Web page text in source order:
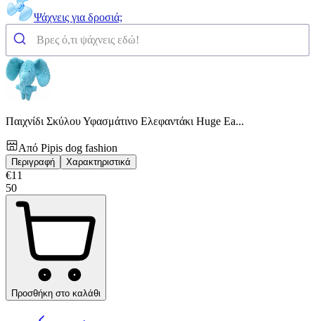
Ψάχνεις για δροσιά;
Παιχνίδι Σκύλου Υφασμάτινο Ελεφαντάκι Huge Ea...
Από Pipis dog fashion
Περιγραφή Χαρακτηριστικά
€11
50
Προσθήκη στο καλάθι